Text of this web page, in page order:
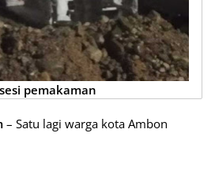
pemakaman
– Satu lagi warga kota Ambon